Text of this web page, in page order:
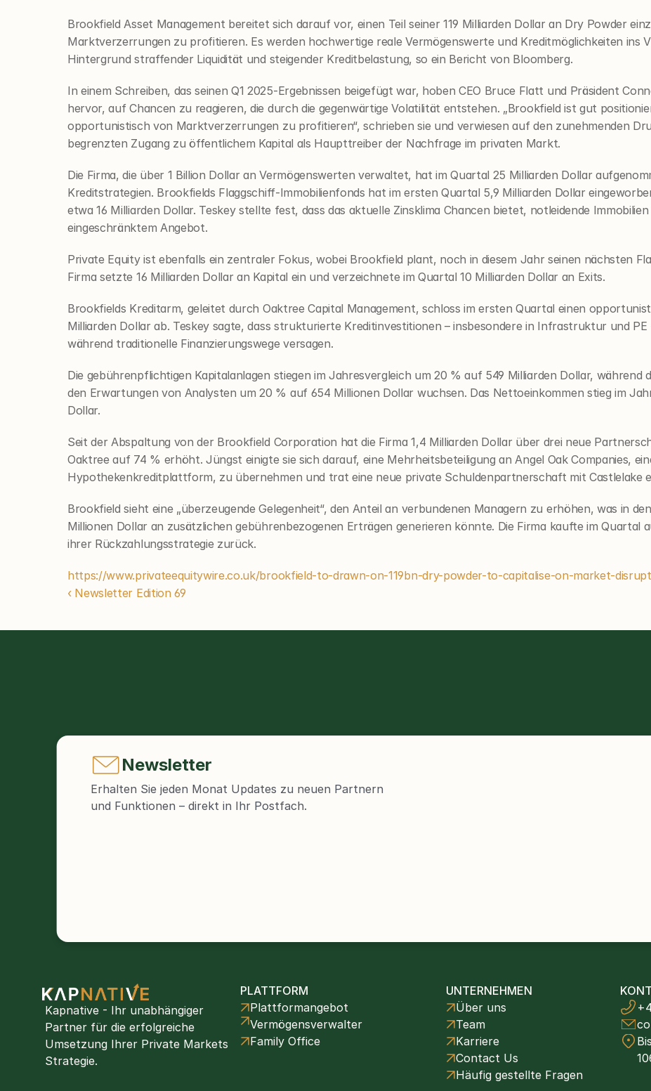
Brookfield Asset Management bereitet sich darauf vor, einen Teil seiner 119 Milliarden Dollar an Dry Powder
Marktverzerrungen zu profitieren. Es werden hochwertige reale Vermögenswerte und Kreditmöglichkeiten ins
Hintergrund straffender Liquidität und steigender Kreditbelastung, so ein Bericht von Bloomberg.
In einem Schreiben, das seinen Q1 2025-Ergebnissen beigefügt war, hoben CEO Bruce Flatt und Präsident
hervor, auf Chancen zu reagieren, die durch die gegenwärtige Volatilität entstehen. „Brookfield ist gut
opportunistisch von Marktverzerrungen zu profitieren“, schrieben sie und verwiesen auf den zunehmenden
begrenzten Zugang zu öffentlichem Kapital als Haupttreiber der Nachfrage im privaten Markt.
Die Firma, die über 1 Billion Dollar an Vermögenswerten verwaltet, hat im Quartal 25 Milliarden Dollar
Kreditstrategien. Brookfields Flaggschiff-Immobilienfonds hat im ersten Quartal 5,9 Milliarden Dollar
etwa 16 Milliarden Dollar. Teskey stellte fest, dass das aktuelle Zinsklima Chancen bietet, notleidende
eingeschränktem Angebot.
Private Equity ist ebenfalls ein zentraler Fokus, wobei Brookfield plant, noch in diesem Jahr seinen nächsten
Firma setzte 16 Milliarden Dollar an Kapital ein und verzeichnete im Quartal 10 Milliarden Dollar an Exits.
Brookfields Kreditarm, geleitet durch Oaktree Capital Management, schloss im ersten Quartal einen
Milliarden Dollar ab. Teskey sagte, dass strukturierte Kreditinvestitionen – insbesondere in Infrastruktur und
während traditionelle Finanzierungswege versagen.
Die gebührenpflichtigen Kapitalanlagen stiegen im Jahresvergleich um 20 % auf 549 Milliarden Dollar, während
den Erwartungen von Analysten um 20 % auf 654 Millionen Dollar wuchsen. Das Nettoeinkommen stieg im
Dollar.
Seit der Abspaltung von der Brookfield Corporation hat die Firma 1,4 Milliarden Dollar über drei neue
Oaktree auf 74 % erhöht. Jüngst einigte sie sich darauf, eine Mehrheitsbeteiligung an Angel Oak Companies,
Hypothekenkreditplattform, zu übernehmen und trat eine neue private Schuldenpartnerschaft mit Castlelake
Brookfield sieht eine „überzeugende Gelegenheit“, den Anteil an verbundenen Managern zu erhöhen, was in
Millionen Dollar an zusätzlichen gebührenbezogenen Erträgen generieren könnte. Die Firma kaufte im Quartal
ihrer Rückzahlungsstrategie zurück.
https://www.privateequitywire.co.uk/brookfield-to-drawn-on-119bn-dry-powder-to-capitalise-on-market-
‹ Newsletter Edition 69
Newsletter
Erhalten Sie jeden Monat Updates zu neuen Partnern
und Funktionen – direkt in Ihr Postfach.
Kapnative - Ihr unabhängiger
Partner für die erfolgreiche
Umsetzung Ihrer Private Markets
Strategie.
PLATTFORM
Plattformangebot
Vermögensverwalter
Family Office
UNTERNEHMEN
Über uns
Team
Karriere
Contact Us
Häufig gestellte Fragen